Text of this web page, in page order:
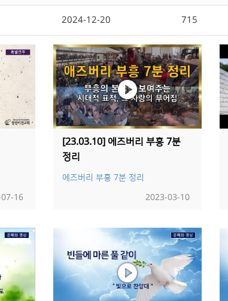
2024-12-20 715
16
[23.03.10] 에즈버리 부흥 7분
정리
에즈버리 부흥 7분 정리
2023-03-10